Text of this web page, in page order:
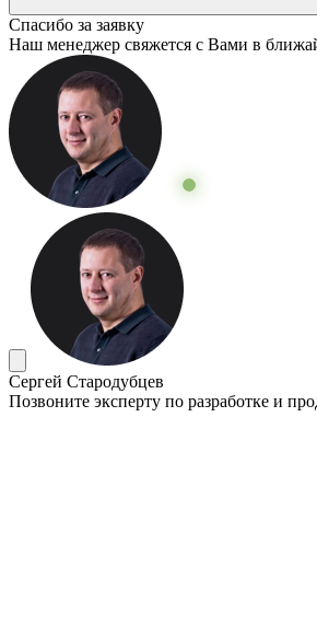
Спасибо за заявку
Наш менеджер свяжется с Вами в
Сергей Стародубцев
Позвоните эксперту по разработке и